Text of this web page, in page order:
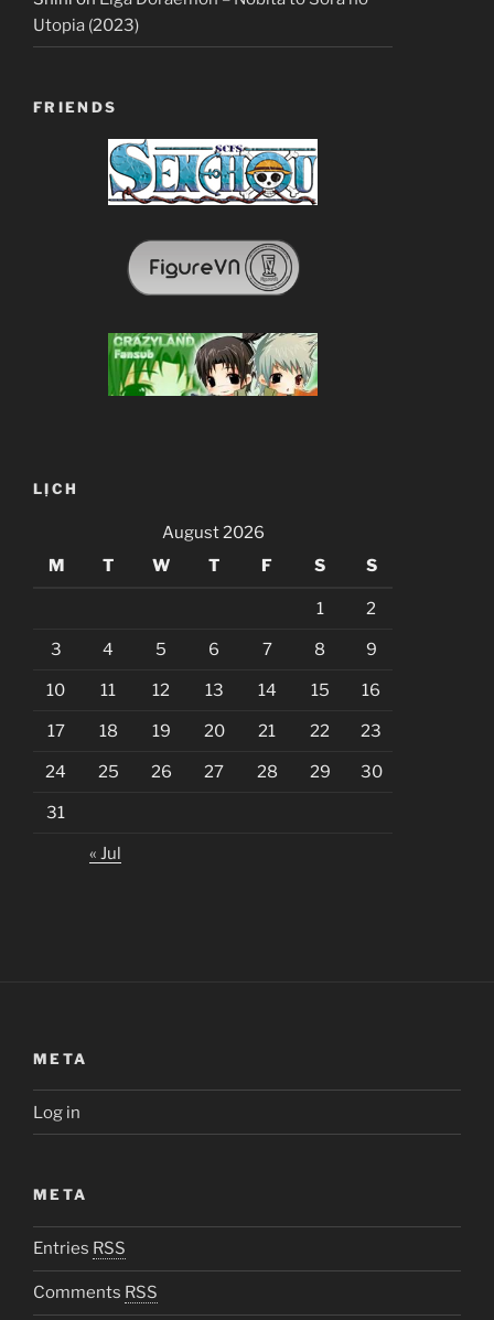
Utopia (2023)
FRIENDS
LỊCH
August 2026
M
T W T F S S
1 2
3 4 5 6 7 8 9
10 11 12 13 14 15 16
17 18 19 20 21 22 23
24 25 26 27 28 29 30
31
« Jul
META
Log in
META
Entries RSS
Comments RSS